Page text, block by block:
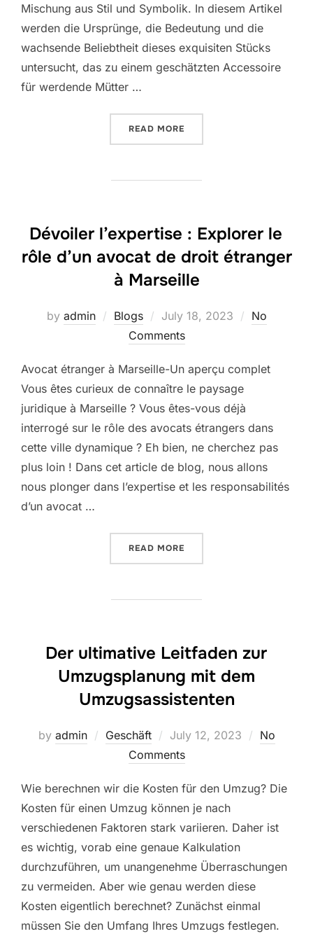
Mischung aus Stil und Symbolik. In diesem Artikel
werden die Ursprünge, die Bedeutung und die
wachsende Beliebtheit dieses exquisiten Stücks
untersucht, das zu einem geschätzten Accessoire
für werdende Mütter …
READ MORE
Dévoiler l’expertise : Explorer le
rôle d’un avocat de droit étranger
à Marseille
by admin Blogs
Posted
on
July 18, 2023
No
Comments
Avocat étranger à Marseille-Un aperçu complet
Vous êtes curieux de connaître le paysage
juridique à Marseille ? Vous êtes-vous déjà
interrogé sur le rôle des avocats étrangers dans
cette ville dynamique ? Eh bien, ne cherchez pas
plus loin ! Dans cet article de blog, nous allons
nous plonger dans l’expertise et les responsabilités
d’un avocat …
READ MORE
Der ultimative Leitfaden zur
Umzugsplanung mit dem
Umzugsassistenten
by admin Geschäft
Posted
on
July 12, 2023
No
Comments
Wie berechnen wir die Kosten für den Umzug? Die
Kosten für einen Umzug können je nach
verschiedenen Faktoren stark variieren. Daher ist
es wichtig, vorab eine genaue Kalkulation
durchzuführen, um unangenehme Überraschungen
zu vermeiden. Aber wie genau werden diese
Kosten eigentlich berechnet? Zunächst einmal
müssen Sie den Umfang Ihres Umzugs festlegen.